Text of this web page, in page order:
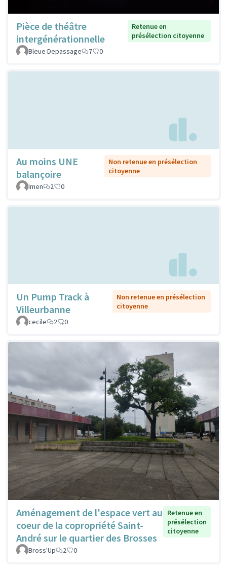
Pièce de théâtre
intergénérationnelle
Retenue en
présélection citoyenne
Bleue Depassage
7 0
Au moins UNE
balançoire
Non retenue en présélection
citoyenne
Imen
2 0
Un Pump Track à
Villeurbanne
Non retenue en présélection
citoyenne
cecile
2 0
Aménagement de l'espace vert au
coeur de la copropriété Saint-
André sur le quartier des Brosses
Retenue en
présélection
citoyenne
Bross'Up 2 0